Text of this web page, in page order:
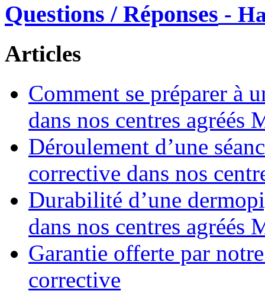
Questions / Réponses -
Articles
Comment se préparer à
dans nos centres
Déroulement d’une
corrective dans nos
Durabilité d’une
dans nos centres
Garantie offerte par
corrective